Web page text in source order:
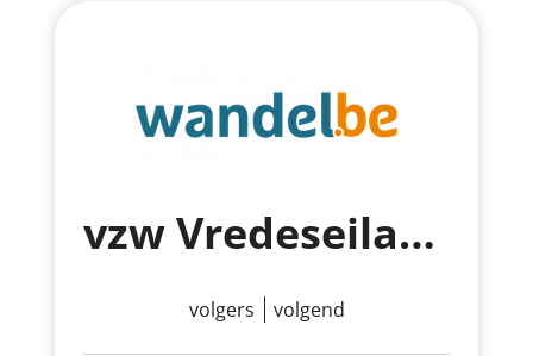
vzw Vredeseilanden
volgers volgend